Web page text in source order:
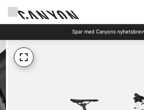
Spar med Canyons nyhetsbrev